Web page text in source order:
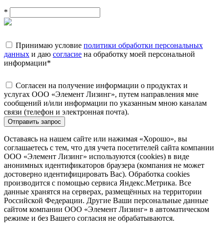
*
Принимаю условие политики обработки персональных
данных и даю согласие на обработку моей персональной
информации*
Согласен на получение информации о продуктах и
услугах ООО «Элемент Лизинг», путем направления мне
сообщений и/или информации по указанным мною каналам
связи (телефон и электронная почта).
Отправить запрос
Оставаясь на нашем сайте или нажимая «Хорошо», вы
соглашаетесь с тем, что для учета посетителей сайта компании
ООО «Элемент Лизинг» используются (cookies) в виде
анонимных идентификаторов браузера (компания не может
достоверно идентифицировать Вас). Обработка cookies
производится с помощью сервиса Яндекс.Метрика. Все
данные хранятся на серверах, размещённых на территории
Российской Федерации. Другие Ваши персональные данные
сайтом компании ООО «Элемент Лизинг» в автоматическом
режиме и без Вашего согласия не обрабатываются.